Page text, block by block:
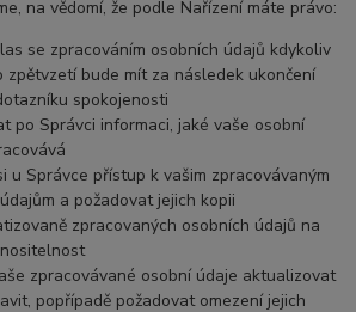
na vědomí, že podle Nařízení máte právo:
se zpracováním osobních údajů kdykoliv
zpětvzetí bude mít za následek ukončení
spokojenosti
po Správci informaci, jaké vaše osobní
u Správce přístup k vašim zpracovávaným
a požadovat jejich kopii
zpracovaných osobních údajů na
zpracovávané osobní údaje aktualizovat
popřípadě požadovat omezení jejich